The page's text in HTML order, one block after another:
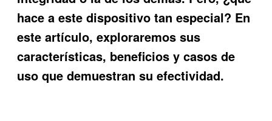
hace a este dispositivo tan especial? En
este artículo, exploraremos sus
características, beneficios y casos de
uso que demuestran su efectividad.